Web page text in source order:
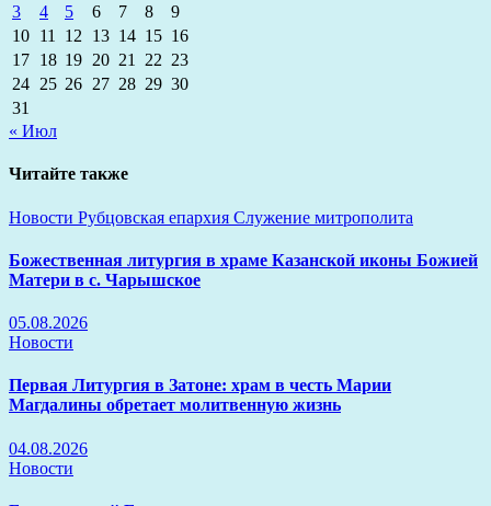
3
4 5 6 7 8
9
10 11 12 13 14 15 16
17 18 19 20 21 22 23
24 25 26 27 28 29 30
31
« Июл
Читайте также
Новости Рубцовская епархия Служение митрополита
Божественная литургия в храме Казанской иконы Божией
Матери в с. Чарышское
05.08.2026
Новости
Первая Литургия в Затоне: храм в честь Марии
Магдалины обретает молитвенную жизнь
04.08.2026
Новости